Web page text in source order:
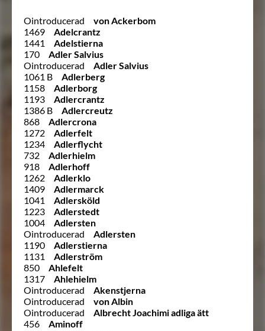
Ointroducerad
von Ackerbom
1469
Adelcrantz
1441
Adelstierna
170
Adler Salvius
Ointroducerad
Adler Salvius
1061 B
Adlerberg
1158
Adlerborg
1193
Adlercrantz
1386 B
Adlercreutz
868
Adlercrona
1272
Adlerfelt
1234
Adlerflycht
732
Adlerhielm
918
Adlerhoff
1262
Adlerklo
1409
Adlermarck
1041
Adlersköld
1223
Adlerstedt
1004
Adlersten
Ointroducerad
Adlersten
1190
Adlerstierna
1131
Adlerström
850
Ahlefelt
1317
Ahlehielm
Ointroducerad
Akenstjerna
Ointroducerad
von Albin
Ointroducerad
Albrecht Joachimi adliga ätt
456
Aminoff